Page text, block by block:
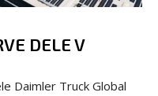
DELE V
Daimler Truck Global